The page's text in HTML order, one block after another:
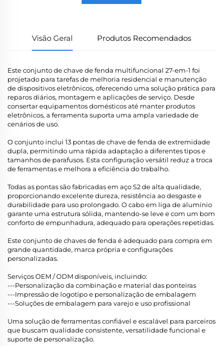
Visão Geral Produtos Recomendados
Este conjunto de chave de fenda multifuncional 27-em-1 foi
projetado para tarefas de melhoria residencial e manutenção
de dispositivos eletrônicos, oferecendo uma solução prática para
reparos diários, montagem e aplicações de serviço. Desde
consertar equipamentos domésticos até manter produtos
eletrônicos, a ferramenta suporta uma ampla variedade de
cenários de uso.
O conjunto inclui 13 pontas de chave de fenda de extremidade
dupla, permitindo uma rápida adaptação a diferentes tipos e
tamanhos de parafusos. Esta configuração versátil reduz a troca
de ferramentas e melhora a eficiência do trabalho.
Todas as pontas são fabricadas em aço S2 de alta qualidade,
proporcionando excelente dureza, resistência ao desgaste e
durabilidade para uso prolongado. O cabo em liga de alumínio
garante uma estrutura sólida, mantendo-se leve e com um bom
conforto de empunhadura, adequado para operações repetidas.
Este conjunto de chaves de fenda é adequado para compra em
grande quantidade, marca própria e configurações
personalizadas.
Serviços OEM / ODM disponíveis, incluindo:
---Personalização da combinação e material das ponteiras
---Impressão de logotipo e personalização de embalagem
---Soluções de embalagem para varejo e uso profissional
Uma solução de ferramentas confiável e escalável para parceiros
que buscam qualidade consistente, versatilidade funcional e
suporte de personalização.